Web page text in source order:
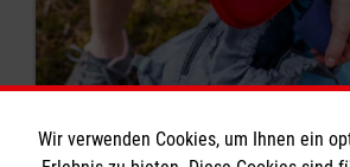
Wir verwenden Cookies, um Ihnen ein